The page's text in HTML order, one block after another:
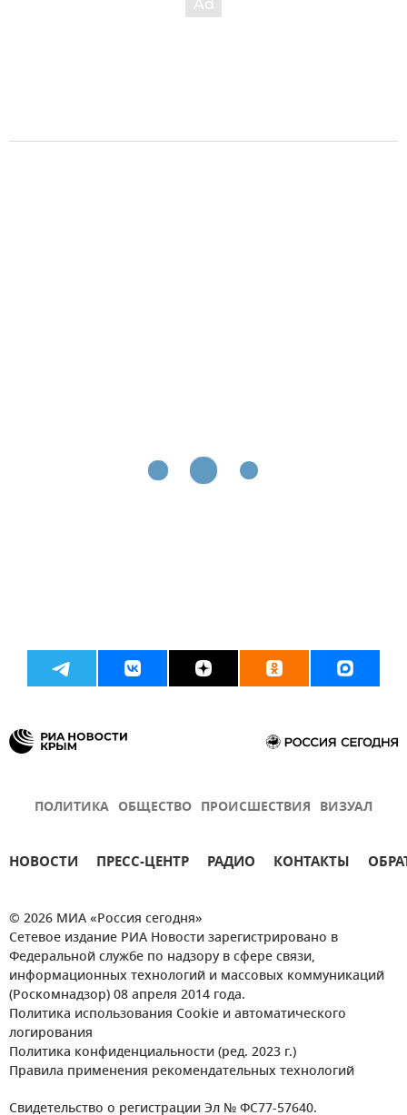
ПОЛИТИКА ОБЩЕСТВО ПРОИСШЕСТВИЯ ВИЗУАЛ
НОВОСТИ ПРЕСС-ЦЕНТР РАДИО КОНТАКТЫ
© 2026 МИА «Россия сегодня»
Сетевое издание РИА Новости зарегистрировано в
Федеральной службе по надзору в сфере связи,
информационных технологий и массовых коммуникаций
(Роскомнадзор) 08 апреля 2014 года.
Политика использования Cookie и автоматического
логирования
Политика конфиденциальности (ред. 2023 г.)
Правила применения рекомендательных технологий
Свидетельство о регистрации Эл № ФС77-57640.